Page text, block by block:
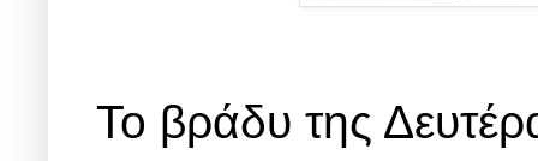
Το βράδυ της